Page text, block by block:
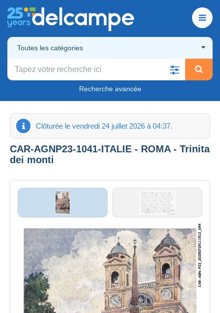
Toutes les catégories
Recherche avancée
Clôturée le vendredi 24 juillet 2026 à 04:37.
CAR-AGNP23-1041-ITALIE - ROMA - Trinita
dei monti